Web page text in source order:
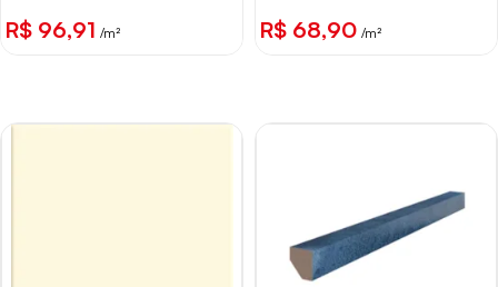
R$ 96,91 /m² R$ 68,90 /m²